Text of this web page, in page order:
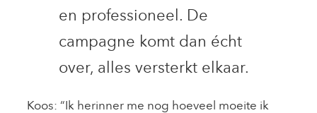
en professioneel. De
campagne komt dan écht
over, alles versterkt elkaar.
Koos: “Ik herinner me nog hoeveel moeite ik